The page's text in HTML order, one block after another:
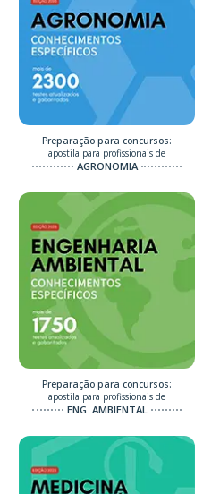
Preparação para concursos:
apostila para profissionais de
AGRONOMIA
Preparação para concursos:
apostila para profissionais de
ENG. AMBIENTAL